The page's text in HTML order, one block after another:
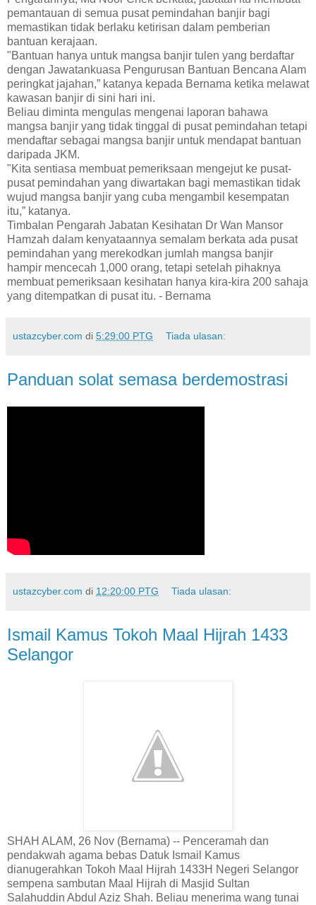
pemantauan di semua pusat pemindahan banjir bagi
memastikan tidak berlaku ketirisan dalam pemberian
bantuan kerajaan.
"Bantuan hanya untuk mangsa banjir tulen yang berdaftar
dengan Jawatankuasa Pengurusan Bantuan Bencana Alam
peringkat jajahan,” katanya kepada Bernama ketika melawat
kawasan banjir di sini hari ini.
Beliau diminta mengulas mengenai laporan bahawa
mangsa banjir yang tidak tinggal di pusat pemindahan tetapi
mendaftar sebagai mangsa banjir untuk mendapat bantuan
daripada JKM.
"Kita sentiasa membuat pemeriksaan mengejut ke pusat-
pusat pemindahan yang diwartakan bagi memastikan tidak
wujud mangsa banjir yang cuba mengambil kesempatan
itu,” katanya.
Timbalan Pengarah Jabatan Kesihatan Dr Wan Mansor
Hamzah dalam kenyataannya semalam berkata ada pusat
pemindahan yang merekodkan jumlah mangsa banjir
hampir mencecah 1,000 orang, tetapi setelah pihaknya
membuat pemeriksaan kesihatan hanya kira-kira 200 sahaja
yang ditempatkan di pusat itu. - Bernama
ustazcyber.com di 5:29:00 PTG Tiada ulasan:
Panduan solat semasa berdemostrasi
ustazcyber.com di 12:20:00 PTG Tiada ulasan:
Ismail Kamus Tokoh Maal Hijrah 1433
Selangor
SHAH ALAM, 26 Nov (Bernama) -- Penceramah dan
pendakwah agama bebas Datuk Ismail Kamus
dianugerahkan Tokoh Maal Hijrah 1433H Negeri Selangor
sempena sambutan Maal Hijrah di Masjid Sultan
Salahuddin Abdul Aziz Shah. Beliau menerima wang tunai